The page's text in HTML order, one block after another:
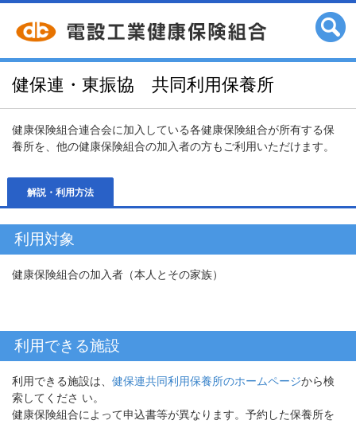
健保連・東振協 共同利用保養所
健康保険組合連合会に加入している各健康保険組合が所有する保
養所を、他の健康保険組合の加入者の方もご利用いただけます。
解説・利用方法
利用対象
健康保険組合の加入者（本人とその家族）
利用できる施設
利用できる施設は、 健保連共同利用保養所のホームページから検
索してくださ い。
健康保険組合によって申込書等が異なります。予約した保養所を